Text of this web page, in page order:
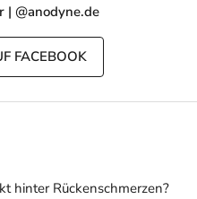
@anodyne.de
FACEBOOK
hinter Rückenschmerzen?